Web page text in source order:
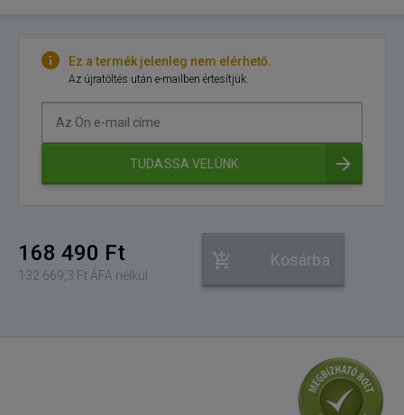
Ez a termék jelenleg nem elérhető.
Az újratöltés után e-mailben értesítjük.
TUDASSA VELÜNK
168 490 Ft
132 669,3 Ft ÁFA nélkül
Kosárba